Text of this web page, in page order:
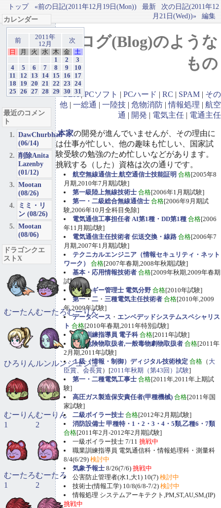
トップ «前の日記(2011年12月19日(Mon)) 最新
次の日記(2011年12
月21日(Wed))»
編集
ブログ(Blog)のような
もの
GBA|PCソフト | PCハード | RC | SPAM | その
他 | 一総通 | 一陸技 | 危物消防 |情報処理 | 航空
通 | 開発 | 電気主任 | 電通主任
本家の開発が進んでいませんが、その理由に
は仕事が忙しい、他の趣味も忙しい、国家試
験受験の勉強のため忙しいなどがあります。
挑戦する（した）資格は次の通りです。
航空無線通信士,航空通信士技能証明 合格[2005年8
月期,2010年7月期試験]
第一級陸上無線技術士 合格[2006年1月期試験]
第一・二級総合無線通信士 合格[2006年9月期試
験,2006年10月全科目免除]
電気通信工事担任者 AI第1種・DD第1種 合格[2006
年11月期試験]
電気通信主任技術者 伝送交換・線路 合格[2006年7
月期,2007年1月期試験]
テクニカルエンジニア（情報セキュリティ・ネット
ワーク）
合格[2007年春期,2008年秋期試験]
基本・応用情報技術者 合格[2009年秋期,2009年春期
試験]
エネルギー管理士 電気分野 合格[2010年試験]
第一・二 ・ 三種電気主任技術者 合格[2010年,2009
年,2009年試験]
データベース ・ エンベデッドシステムスペシャリス
ト 合格[2010年春期,2011年特別試験]
職業訓練指導員 電子科 合格[2011年試験]
甲種危険物取扱者,一般毒物劇物取扱者 合格[2011年
2月期,2011年試験]
１級（情報・制御）ディジタル技術検定 合格 （ 大
臣賞、会長賞）[2011年秋期（第43回）試験]
第一・二種電気工事士 合格[2011年,2011年上期試
験]
高圧ガス製造保安責任者(甲種機械) 合格[2011年国
家試験]
二級ボイラー技士 合格[2012年2月期試験]
消防設備士 甲種特・1・2・3・4・5類,乙種6・7類
合格[2011年2月-2012年2月期試験]
一級ボイラー技士 7/11 挑戦中
職業訓練指導員 電気通信科・情報処理科・測量科
8/4(6/29) 検討中
気象予報士 8/26(7/6) 挑戦中
公害防止管理者(水1,大1) 10(7) 検討中
技術士(情報工学) 10/8(6/8-7/2) 検討中
情報処理 システムアーキテクト,PM,ST,AU,SM,(IP)
挑戦中
カレンダー
前
2011年
12月
次
日
月 火 水 木 金
土
1
2
3
4
5 6 7 8 9
10
11
12 13 14 15 16
17
18
19 20 21 22 23
24
25
26 27 28 29 30 31
最近のコメン
ト
DawChurbhab
(06/14)
削除Anita
Lazenby
(01/12)
Mootan
(08/26)
ミミ・リ
ン (08/26)
Mootan
(08/06)
ドラゴンクエ
ストX
むーたんむーたろむーりん
ひろりんルンルンジュジュ
むーりん
1
むーりん
2
むーたろ
1
むーたろ
2